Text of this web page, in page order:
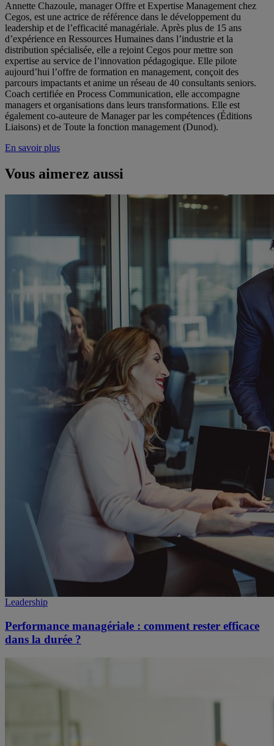
Annette Chazoule, manager Offre et Expertise Management chez
Cegos, est une actrice de référence dans le développement du
leadership et de l’efficacité managériale. Après plus de 15 ans
d’expérience en Ressources Humaines dans l’industrie et la
distribution spécialisée, elle a rejoint Cegos pour mettre son
expertise au service de l’innovation pédagogique. Elle pilote
aujourd’hui l’offre de formation en management, conçoit des
parcours impactants et anime un réseau de 40 consultants seniors.
Coach certifiée en Process Communication, elle accompagne
managers et organisations dans leurs transformations. Elle est
également co-auteure de Manager par les compétences (Éditions
Liaisons) et de Toute la fonction management (Dunod).
En savoir plus
Vous aimerez aussi
Leadership
Performance managériale : comment rester efficace
dans la durée ?